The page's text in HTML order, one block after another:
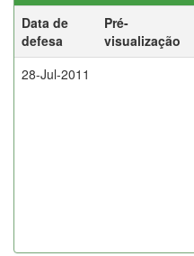
Data de
defesa
Pré-
visualização
28-Jul-2011